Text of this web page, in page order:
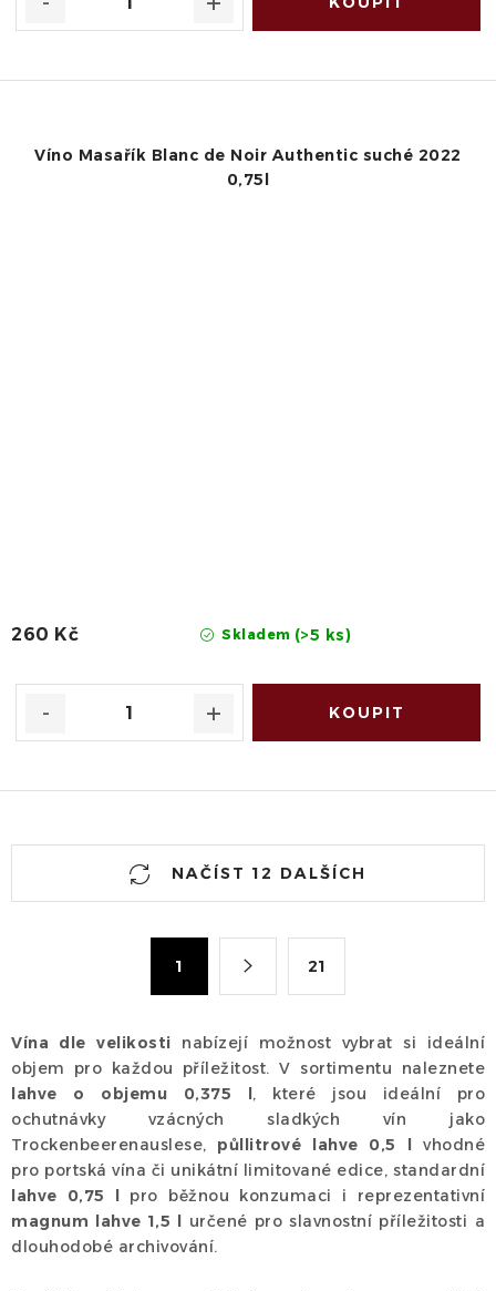
Víno Masařík Blanc de Noir Authentic suché 2022
0,75l
Skladem (>5 ks)
260 Kč
c
í
p
r
v
k
y
v
ý
NAČÍST 12 DALŠÍCH
á
n
k
o
v
á
n
í
1 21
Vína dle velikosti nabízejí možnost vybrat si ideální
objem pro každou příležitost. V sortimentu naleznete
lahve o objemu 0,375 l, které jsou ideální pro
ochutnávky vzácných sladkých vín jako
Trockenbeerenauslese, půllitrové lahve 0,5 l vhodné
pro portská vína či unikátní limitované edice, standardní
lahve 0,75 l pro běžnou konzumaci i reprezentativní
magnum lahve 1,5 l určené pro slavnostní příležitosti a
dlouhodobé archivování.